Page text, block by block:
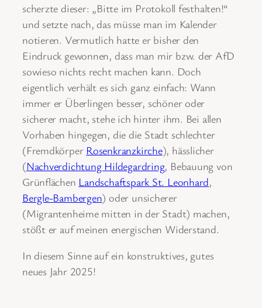
scherzte dieser: „Bitte im Protokoll festhalten!“
und setzte nach, das müsse man im Kalender
notieren. Vermutlich hatte er bisher den
Eindruck gewonnen, dass man mir bzw. der AfD
sowieso nichts recht machen kann. Doch
eigentlich verhält es sich ganz einfach: Wann
immer er Überlingen besser, schöner oder
sicherer macht, stehe ich hinter ihm. Bei allen
Vorhaben hingegen, die die Stadt schlechter
(Fremdkörper Rosenkranzkirche), hässlicher
(Nachverdichtung Hildegardring, Bebauung von
Grünflächen Landschaftspark St. Leonhard,
Bergle-Bambergen) oder unsicherer
(Migrantenheime mitten in der Stadt) machen,
stößt er auf meinen energischen Widerstand.
In diesem Sinne auf ein konstruktives, gutes
neues Jahr 2025!